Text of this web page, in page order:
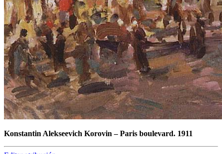
Konstantin Alekseevich Korovin –Paris boulevard. 1911